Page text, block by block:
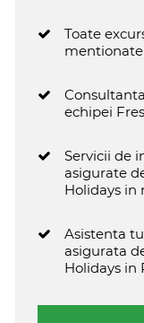
Toate
echipei
Servicii de
asigurate
Holidays in
Asistenta
asigurata
Holidays in